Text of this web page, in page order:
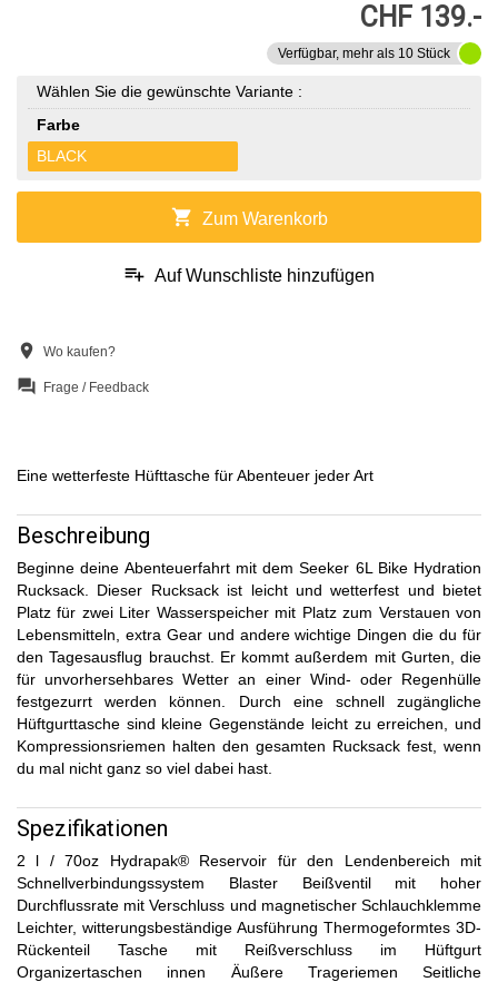
CHF 139.-
Verfügbar, mehr als 10 Stück
Wählen Sie die gewünschte Variante :
Farbe
BLACK
shopping_cart Zum Warenkorb
playlist_add Auf Wunschliste hinzufügen
location_on Wo kaufen?
question_answer Frage / Feedback
Eine wetterfeste Hüfttasche für Abenteuer jeder Art
Beschreibung
Beginne deine Abenteuerfahrt mit dem Seeker 6L Bike Hydration
Rucksack. Dieser Rucksack ist leicht und wetterfest und bietet
Platz für zwei Liter Wasserspeicher mit Platz zum Verstauen von
Lebensmitteln, extra Gear und andere wichtige Dingen die du für
den Tagesausflug brauchst. Er kommt außerdem mit Gurten, die
für unvorhersehbares Wetter an einer Wind- oder Regenhülle
festgezurrt werden können. Durch eine schnell zugängliche
Hüftgurttasche sind kleine Gegenstände leicht zu erreichen, und
Kompressionsriemen halten den gesamten Rucksack fest, wenn
du mal nicht ganz so viel dabei hast.
Spezifikationen
2 l / 70oz Hydrapak® Reservoir für den Lendenbereich mit
Schnellverbindungssystem Blaster Beißventil mit hoher
Durchflussrate mit Verschluss und magnetischer Schlauchklemme
Leichter, witterungsbeständige Ausführung Thermogeformtes 3D-
Rückenteil Tasche mit Reißverschluss im Hüftgurt
Organizertaschen innen Äußere Trageriemen Seitliche